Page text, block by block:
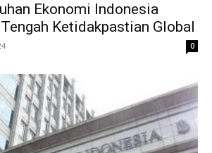
Ekonomi Indonesia
Ketidakpastian Global
0